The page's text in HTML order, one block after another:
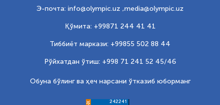
Э-почта: info@olympic.uz ,media@olympic.uz
Қўмита: +99871 244 41 41
Тиббиёт маркази: +99855 502 88 44
Рўйхатдан ўтиш: +998 71 241 52 45/46
Обуна бўлинг ва ҳеч нарсани ўтказиб юборманг